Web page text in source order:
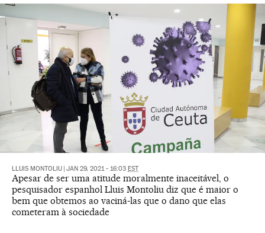
LLUIS MONTOLIU JAN 29, 2021 - 16:03 EST
Apesar de ser uma atitude moralmente inaceitável, o
pesquisador espanhol Lluis Montoliu diz que é maior o
bem que obtemos ao vaciná-las que o dano que elas
cometeram à sociedade